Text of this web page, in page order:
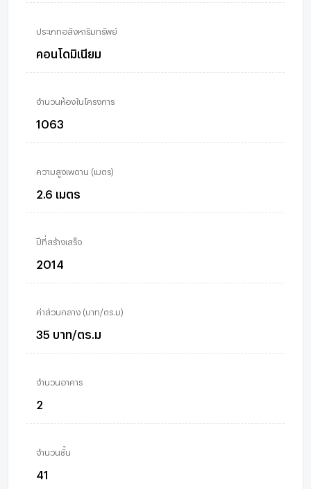
ประเภทอสังหาริมทรัพย์
คอนโดมิเนียม
จำนวนห้องในโครงการ
1063
ความสูงเพดาน (เมตร)
2.6 เมตร
ปีที่สร้างเสร็จ
2014
ค่าส่วนกลาง (บาท/ตร.ม)
35 บาท/ตร.ม
จำนวนอาคาร
2
จำนวนชั้น
41